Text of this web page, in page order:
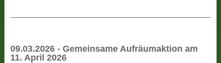
09.03.2026 - Gemeinsame Aufräumaktion am
11. April 2026